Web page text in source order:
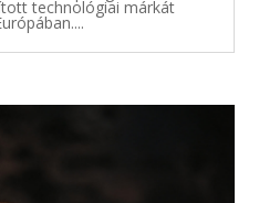
technológiai márkát